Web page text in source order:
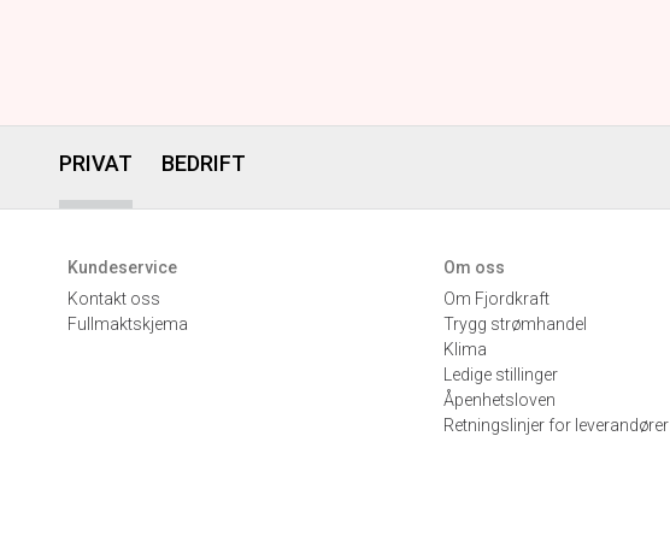
PRIVAT BEDRIFT
Kundeservice
Kontakt oss
Fullmaktskjema
Om oss
Om Fjordkraft
Trygg strømhandel
Klima
Ledige stillinger
Åpenhetsloven
Retningslinjer for leverandører